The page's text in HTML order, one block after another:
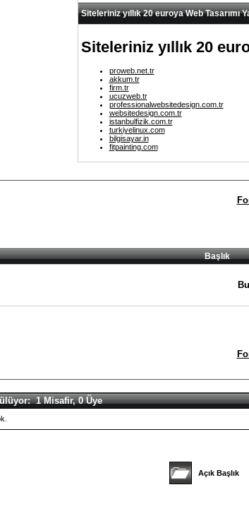
Siteleriniz yıllık 20 euroya Web Tasarımı
Siteleriniz yıllık 20
proweb.net.tr
akkum.tr
firm.tr
ucuzweb.tr
professionalwebsitedesign.com.tr
websitedesign.com.tr
istanbulfizik.com.tr
turkiyelinux.com
bilgisayar.in
fitpainting.com
Başlık
1 Misafir, 0 Üye
Açık Başlık